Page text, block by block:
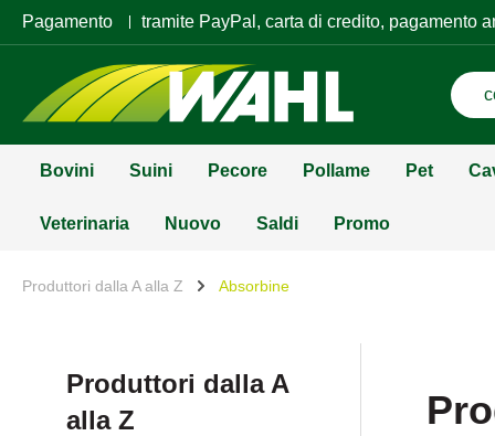
Pagamento tramite PayPal, carta di credito, pagamento
Bovini Suini Pecore Pollame Pet
Veterinaria Nuovo Saldi Promo
Produttori dalla A alla Z Absorbine
Produttori dalla A
alla Z